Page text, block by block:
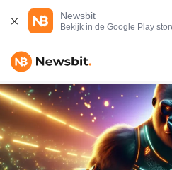
Newsbit
Bekijk in de Google Play